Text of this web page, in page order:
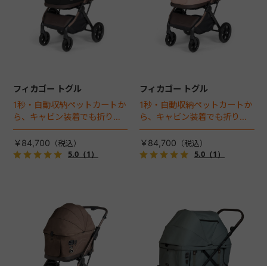
フィカゴー トグル
1秒・自動収納ペットカートか
ら、キャビン装着でも折りた
ためるモデルが登場！
￥84,700
5.0（1）
フィカゴー トグル
1秒・自動収納ペットカートか
ら、キャビン装着でも折りた
ためるモデルが登場！
￥84,700
5.0（1）